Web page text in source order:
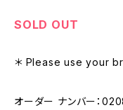
SOLD OUT
＊ Please use your
オーダー ナンバー：